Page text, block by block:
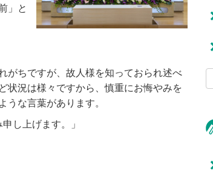
」と
がちですが、故人様を知っておられ述べ
状況は様々ですから、慎重にお悔やみを
な言葉があります。
し上げます。」